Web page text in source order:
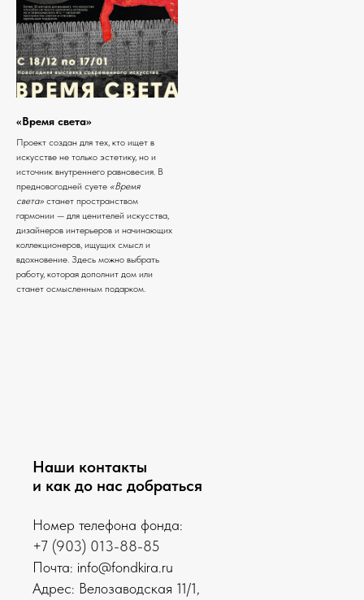
«Время света»
Проект создан для тех, кто ищет в
искусстве не только эстетику, но и
источник внутреннего равновесия. В
предновогодней суете «Время
света» станет пространством
гармонии — для ценителей искусства,
дизайнеров интерьеров и начинающих
коллекционеров, ищущих смысл и
вдохновение. Здесь можно выбрать
работу, которая дополнит дом или
станет осмысленным подарком.
Наши контакты
и как до нас добраться
Номер телефона фонда:
+7 (903) 013-88-85
Почта: info@fondkira.ru
Адрес: Велозаводская 11/1,